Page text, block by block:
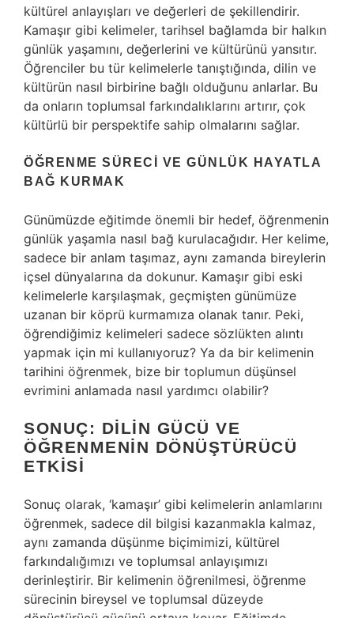
kültürel anlayışları ve değerleri de şekillendirir.
Kamaşır gibi kelimeler, tarihsel bağlamda bir halkın
günlük yaşamını, değerlerini ve kültürünü yansıtır.
Öğrenciler bu tür kelimelerle tanıştığında, dilin ve
kültürün nasıl birbirine bağlı olduğunu anlarlar. Bu
da onların toplumsal farkındalıklarını artırır, çok
kültürlü bir perspektife sahip olmalarını sağlar.
ÖĞRENME SÜRECI VE GÜNLÜK HAYATLA
BAĞ KURMAK
Günümüzde eğitimde önemli bir hedef, öğrenmenin
günlük yaşamla nasıl bağ kurulacağıdır. Her kelime,
sadece bir anlam taşımaz, aynı zamanda bireylerin
içsel dünyalarına da dokunur. Kamaşır gibi eski
kelimelerle karşılaşmak, geçmişten günümüze
uzanan bir köprü kurmamıza olanak tanır. Peki,
öğrendiğimiz kelimeleri sadece sözlükten alıntı
yapmak için mi kullanıyoruz? Ya da bir kelimenin
tarihini öğrenmek, bize bir toplumun düşünsel
evrimini anlamada nasıl yardımcı olabilir?
SONUÇ: DILIN GÜCÜ VE
ÖĞRENMENIN DÖNÜŞTÜRÜCÜ
ETKISI
Sonuç olarak, ‘kamaşır’ gibi kelimelerin anlamlarını
öğrenmek, sadece dil bilgisi kazanmakla kalmaz,
aynı zamanda düşünme biçimimizi, kültürel
farkındalığımızı ve toplumsal anlayışımızı
derinleştirir. Bir kelimenin öğrenilmesi, öğrenme
sürecinin bireysel ve toplumsal düzeyde